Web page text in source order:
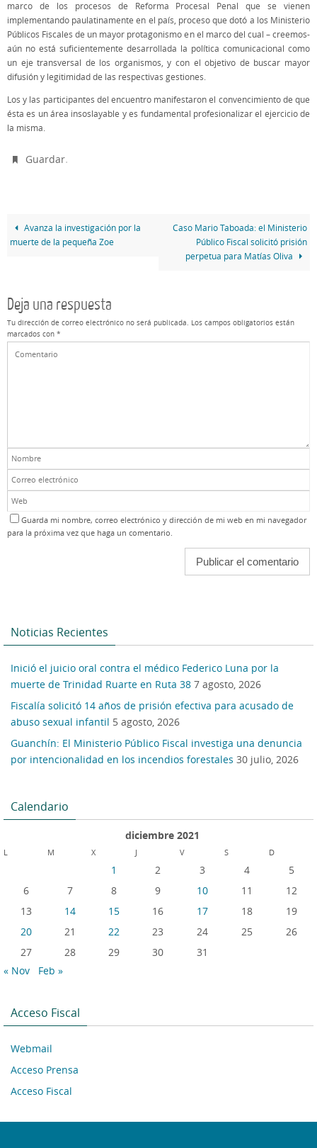
marco de los procesos de Reforma Procesal Penal que se vienen
implementando paulatinamente en el país, proceso que dotó a los Ministerio
Públicos Fiscales de un mayor protagonismo en el marco del cual – creemos-
aún no está suficientemente desarrollada la política comunicacional como
un eje transversal de los organismos, y con el objetivo de buscar mayor
difusión y legitimidad de las respectivas gestiones.
Los y las participantes del encuentro manifestaron el convencimiento de que
ésta es un área insoslayable y es fundamental profesionalizar el ejercicio de
la misma.
Guardar.
Avanza la investigación por la
muerte de la pequeña Zoe
Caso Mario Taboada: el Ministerio
Público Fiscal solicitó prisión
perpetua para Matías Oliva
Deja una respuesta
Tu dirección de correo electrónico no será publicada. Los campos obligatorios están
marcados con *
Guarda mi nombre, correo electrónico y dirección de mi web en mi navegador
para la próxima vez que haga un comentario.
Noticias Recientes
Inició el juicio oral contra el médico Federico Luna por la
muerte de Trinidad Ruarte en Ruta 38 7 agosto, 2026
Fiscalía solicitó 14 años de prisión efectiva para acusado de
abuso sexual infantil 5 agosto, 2026
Guanchín: El Ministerio Público Fiscal investiga una denuncia
por intencionalidad en los incendios forestales 30 julio, 2026
Calendario
diciembre 2021
L M X J V S D
1 2 3 4
5
6
7 8 9 10 11
12
13
14 15 16 17 18
19
20
21 22 23 24 25
26
27
28 29 30
31
« Nov
Feb »
Acceso Fiscal
Webmail
Acceso Prensa
Acceso Fiscal